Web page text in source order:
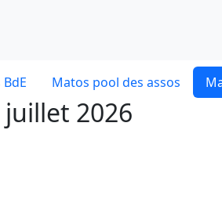
Matos pool des assos
2026